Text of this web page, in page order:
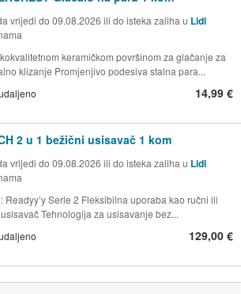
vrijedi do 09.08.2026 ili do isteka zaliha u Lidl
keramičkom površinom za glačanje za
klizanje Promjenjivo podesiva stalna para...
14,99 €
2 u 1 bežični usisavač 1 kom
vrijedi do 09.08.2026 ili do isteka zaliha u Lidl
Readyy’y Serie 2 Fleksibilna uporaba kao ručni ili
Tehnologija za usisavanje bez...
129,00 €